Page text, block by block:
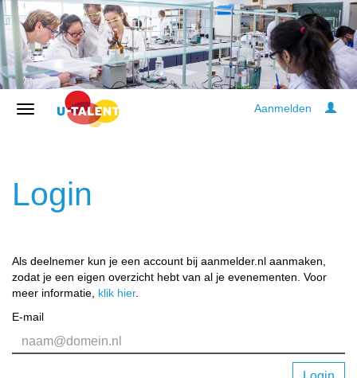
Aanmelden
Login
Als deelnemer kun je een account bij aanmelder.nl aanmaken,
zodat je een eigen overzicht hebt van al je evenementen. Voor
meer informatie, klik hier.
E-mail